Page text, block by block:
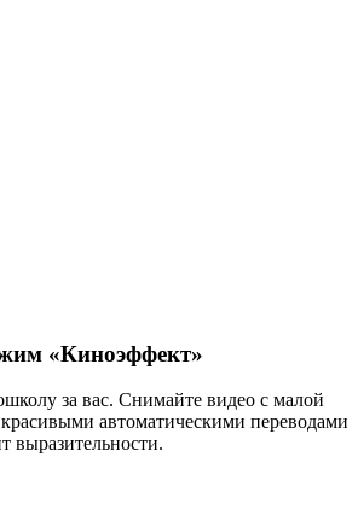
«Киноэффект»
за вас. Снимайте видео с малой
автоматическими переводами
выразительности.